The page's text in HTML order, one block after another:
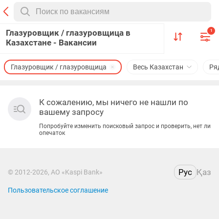
Глазуровщик / глазуровщица в
Казахстане - Вакансии
1
Весь Казахстан
Глазуровщик / глазуровщица
К сожалению, мы ничего не нашли по
вашему запросу
Попробуйте изменить поисковый запрос и проверить, нет ли
опечаток
© 2012-2026, АО «Kaspi Bank» Рус Қаз
Пользовательское соглашение